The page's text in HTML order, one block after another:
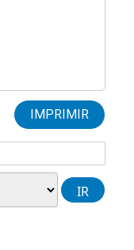
IMPRIMIR